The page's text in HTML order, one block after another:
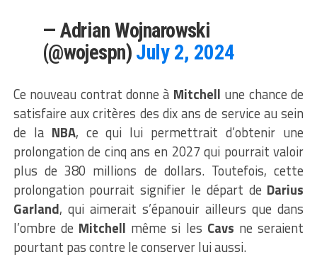
— Adrian Wojnarowski
(@wojespn) July 2, 2024
Ce nouveau contrat donne à Mitchell une chance de
satisfaire aux critères des dix ans de service au sein
de la NBA, ce qui lui permettrait d’obtenir une
prolongation de cinq ans en 2027 qui pourrait valoir
plus de 380 millions de dollars. Toutefois, cette
prolongation pourrait signifier le départ de Darius
Garland, qui aimerait s’épanouir ailleurs que dans
l’ombre de Mitchell même si les Cavs ne seraient
pourtant pas contre le conserver lui aussi.